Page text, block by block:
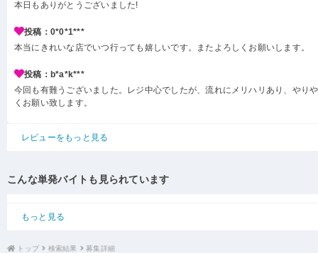
本日もありがとうございました!
投稿：0*0*1***
本当にきれいな店でいつ行っても嬉しいです。またよろしくお願いします。
投稿：b*a*k***
今回も有難うございました。レジ中心でしたが、流れにメリハリあり、やり
くお願い致します。
レビューをもっと見る
こんな単発バイトも見られています
もっと見る
トップ 検索結果 募集詳細